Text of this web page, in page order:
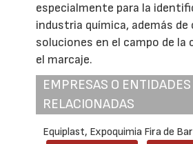
especialmente para la
industria química, además de
soluciones en el campo de la
el marcaje.
EMPRESAS O ENTIDADES
RELACIONADAS
Equiplast, Expoquimia Fira de